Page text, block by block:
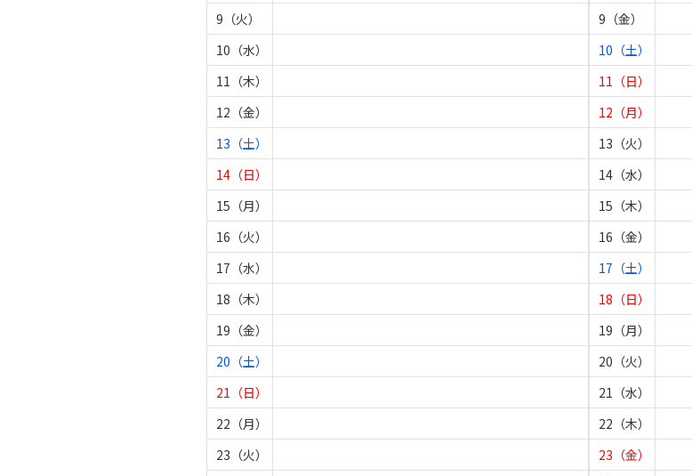
9（火）
10（水）
11（木）
12（金）
13（土）
14（日）
15（月）
16（火）
17（水）
18（木）
19（金）
20（土）
21（日）
22（月）
23（火）
9（金）
10（土）
11（日）
12（月）
13（火）
14（水）
15（木）
16（金）
17（土）
18（日）
19（月）
20（火）
21（水）
22（木）
23（金）